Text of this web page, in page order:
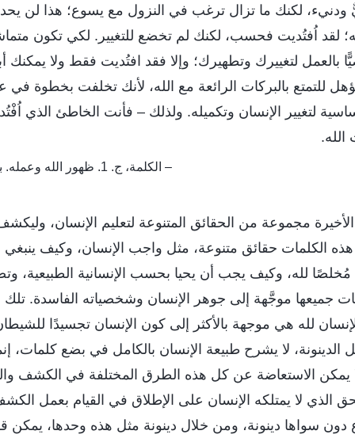
ودنيء، لكنك ما تزال ترغب في النزول مع يسوع؛ هذا لن
لقد اُفتُديت فحسب، لكنك لم تخضع للتغيير. لكي تكون
بالعمل لتغييرك وتطهيرك؛ وإلا فقد افتُديت فقط ولا
للتمتع بالبركات الرائعة مع الله، لأنك تخلفت بخطوة في
لتغيير الإنسان وتكميله. ولذلك – فأنت الخاطئ الذي
– الكلمة، ج. 1. ظهور الله وعمله. بخصوص الألقاب والهوية
مجموعة من الحقائق المتنوعة لتعليم الإنسان،
الكلمات حقائق متنوعة، مثل واجب الإنسان، وكيف
لله، وكيف يجب أن يحيا بحسب الإنسانية الطبيعية،
جميعها موجَّهة إلى جوهر الإنسان وشخصياته الفاسدة. تلك
لله هي موجهة بالأكثر إلى كون الإنسان تجسيدًا
الدينونة، لا يشرح طبيعة الإنسان بالكامل في بضع كلمات،
يمكن الاستعاضة عن كل هذه الطرق المختلفة في الكشف
الذي لا يمتلكه الإنسان على الإطلاق في القيام بعمل
دون سواها دينونة، ومن خلال دينونة مثل هذه وحدها، يمكن